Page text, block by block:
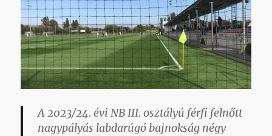
A 2023/24. évi NB III. osztályú férfi felnőtt
nagypályás labdarúgó bajnokság négy